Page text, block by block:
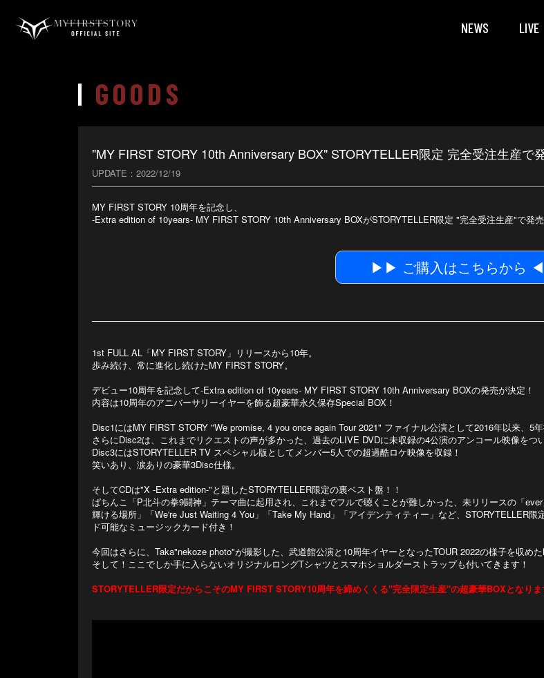
NEWS LIVE
GOODS
"MY FIRST STORY 10th Anniversary BOX" STORYTELLER限定 完全受注生産で
UPDATE 2022/12/19
MY FIRST STORY 10周年を記念し、
-Extra edition of 10years- MY FIRST STORY 10th Anniversary BOXがSTORYTELLER限定 "完全受注生産"で発
▶︎▶︎ ご購入はこちらから
1st FULL AL「MY FIRST STORY」リリースから10年。
歩み続け、常に進化し続けたMY FIRST STORY。
デビュー10周年を記念して-Extra edition of 10years- MY FIRST STORY 10th Anniversary BOXの発売が決定！
内容は10周年のアニバーサリーイヤーを飾る超豪華永久保存Special BOX！
Disc1にはMY FIRST STORY "We promise, 4 you once again Tour 2021" ファイナル公演として2016年以来、5
さらにDisc2は、これまでリクエストの声が多かった、過去のLIVE DVDに未収録の4公演のアンコール映像をつ
Disc3にはSTORYTELLER TV スペシャル版としてメンバー5人での超過酷ロケ映像を収録！
笑いあり、涙ありの豪華3Disc仕様。
そしてCDは"X -Extra edition-"と題したSTORYTELLER限定の裏ベスト盤！！
ぱちんこ「P北斗の拳9闘神」テーマ曲に起用され、これまでフルで聴くことが難しかった、未リリースの「
輝ける場所」「We're Just Waiting 4 You」「Take My Hand」「アイデンティティー」など、STORYTELLER
ド可能なミュージックカード付き！
今回はさらに、Taka"nekoze photo"が撮影した、武道館公演と10周年イヤーとなったTOUR 2022の様子を収め
そして！ここでしか手に入らないオリジナルロングTシャツとスマホショルダーストラップも付いてきます！
STORYTELLER限定だからこそのMY FIRST STORY10周年を締めくくる"完全限定生産"の超豪華BOXとなりま